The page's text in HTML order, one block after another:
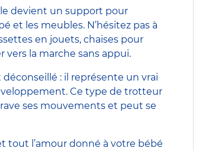
devient un support pour
et les meubles. N’hésitez pas à
en jouets, chaises pour
vers la marche sans appui.
: il représente un vrai
Ce type de trotteur
ses mouvements et peut se
tout l’amour donné à votre bébé